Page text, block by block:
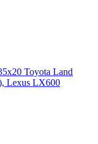
Toyota Land
Lexus LX600